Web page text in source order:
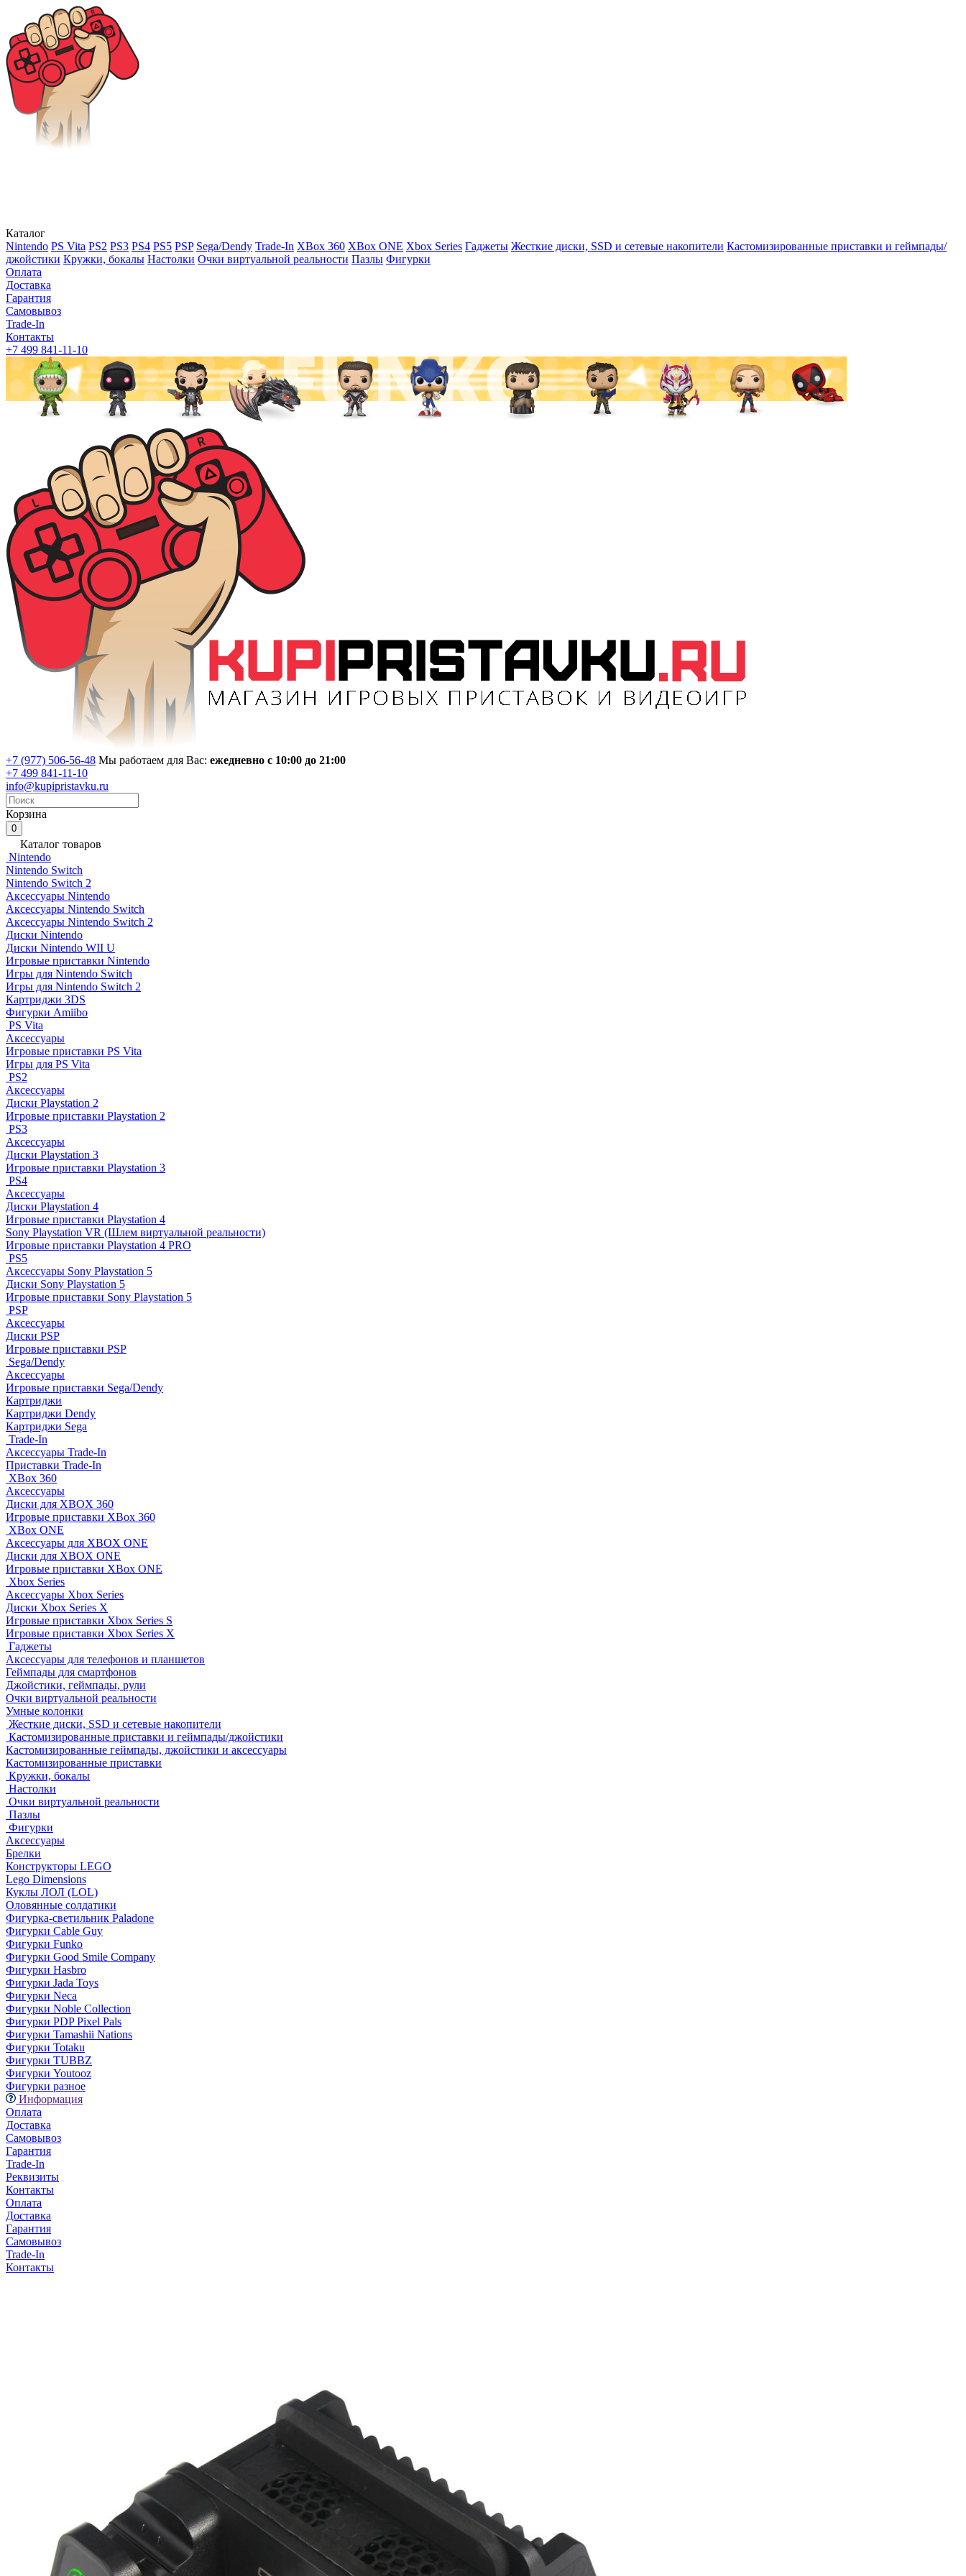
Каталог
Nintendo PS Vita PS2 PS3 PS4 PS5 PSP Sega/Dendy Trade-In XBox 360 XBox ONE Xbox Series Гаджеты Жесткие диски, SSD и сетевые накопители Кастомизированные приставки и геймпады/
джойстики Кружки, бокалы Настолки Очки виртуальной реальности Пазлы Фигурки
Оплата
Доставка
Гарантия
Самовывоз
Trade-In
Контакты
+7 499 841-11-10
+7 (977) 506-56-48 Мы работаем для Вас: ежедневно с 10:00 до 21:00
+7 499 841-11-10
info@kupipristavku.ru
Корзина
0
Каталог товаров
Nintendo
Nintendo Switch
Nintendo Switch 2
Аксессуары Nintendo
Аксессуары Nintendo Switch
Аксессуары Nintendo Switch 2
Диски Nintendo
Диски Nintendo WII U
Игровые приставки Nintendo
Игры для Nintendo Switch
Игры для Nintendo Switch 2
Картриджи 3DS
Фигурки Amiibo
PS Vita
Аксессуары
Игровые приставки PS Vita
Игры для PS Vita
PS2
Аксессуары
Диски Playstation 2
Игровые приставки Playstation 2
PS3
Аксессуары
Диски Playstation 3
Игровые приставки Playstation 3
PS4
Аксессуары
Диски Playstation 4
Игровые приставки Playstation 4
Sony Playstation VR (Шлем виртуальной реальности)
Игровые приставки Playstation 4 PRO
PS5
Аксессуары Sony Playstation 5
Диски Sony Playstation 5
Игровые приставки Sony Playstation 5
PSP
Аксессуары
Диски PSP
Игровые приставки PSP
Sega/Dendy
Аксессуары
Игровые приставки Sega/Dendy
Картриджи
Картриджи Dendy
Картриджи Sega
Trade-In
Аксессуары Trade-In
Приставки Trade-In
XBox 360
Аксессуары
Диски для XBOX 360
Игровые приставки XBox 360
XBox ONE
Аксессуары для XBOX ONE
Диски для XBOX ONE
Игровые приставки XBox ONE
Xbox Series
Аксессуары Xbox Series
Диски Xbox Series X
Игровые приставки Xbox Series S
Игровые приставки Xbox Series X
Гаджеты
Аксессуары для телефонов и планшетов
Геймпады для смартфонов
Джойстики, геймпады, рули
Очки виртуальной реальности
Умные колонки
Жесткие диски, SSD и сетевые накопители
Кастомизированные приставки и геймпады/джойстики
Кастомизированные геймпады, джойстики и аксессуары
Кастомизированные приставки
Кружки, бокалы
Настолки
Очки виртуальной реальности
Пазлы
Фигурки
Аксессуары
Брелки
Конструкторы LEGO
Lego Dimensions
Куклы ЛОЛ (LOL)
Оловянные солдатики
Фигурка-светильник Paladone
Фигурки Cable Guy
Фигурки Funko
Фигурки Good Smile Company
Фигурки Hasbro
Фигурки Jada Toys
Фигурки Neca
Фигурки Noble Collection
Фигурки PDP Pixel Pals
Фигурки Tamashii Nations
Фигурки Totaku
Фигурки TUBBZ
Фигурки Youtooz
Фигурки разное
Информация
Оплата
Доставка
Самовывоз
Гарантия
Trade-In
Реквизиты
Контакты
Оплата
Доставка
Гарантия
Самовывоз
Trade-In
Контакты